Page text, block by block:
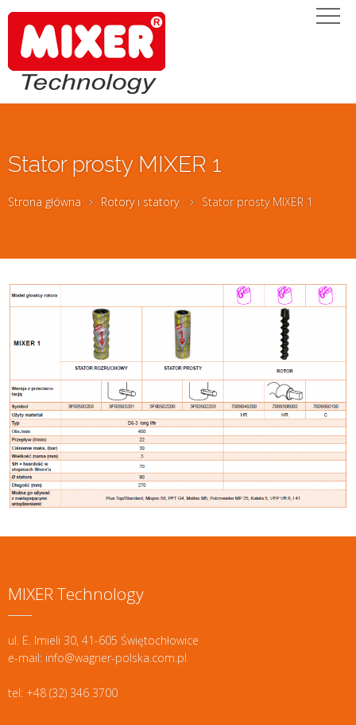
Stator prosty MIXER 1
Strona główna Rotory i statory Stator prosty MIXER 1
MIXER Technology
ul. E. Imieli 30, 41-605 Świętochłowice
e-mail: info@wagner-polska.com.pl
tel: +48 (32) 346 3700